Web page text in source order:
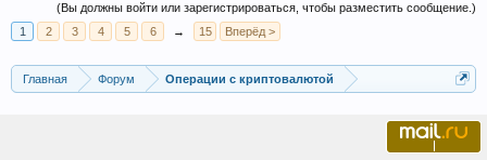
(Вы должны войти или зарегистрироваться, чтобы разместить сообщение.)
1
2 3 4 5 6 → 15 Вперёд >
Главная Форум Операции с криптовалютой